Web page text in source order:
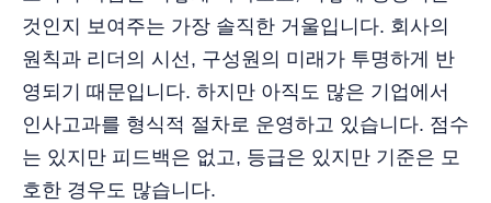
것인지 보여주는 가장 솔직한 거울입니다. 회사의
원칙과 리더의 시선, 구성원의 미래가 투명하게 반
영되기 때문입니다. 하지만 아직도 많은 기업에서
인사고과를 형식적 절차로 운영하고 있습니다. 점수
는 있지만 피드백은 없고, 등급은 있지만 기준은 모
호한 경우도 많습니다.